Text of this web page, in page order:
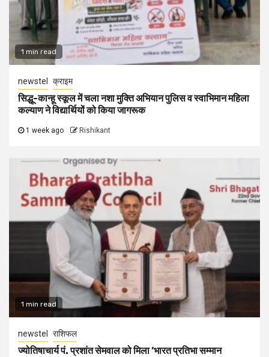
1 min read
newstel क्राइम
सिद्धू-कान्हू स्कूल में चला नशा मुक्ति अभियान पुलिस व स्वाभिमान महिला
कल्याण ने विद्यार्थियों को किया जागरूक
1 week ago Rishikant
1 min read
newstel राशिफल
ज्योतिषाचार्य पं. प्रशांत सेमवाल को मिला ‘भारत प्रतिभा सम्मान